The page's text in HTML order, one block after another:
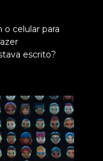
celular para
escrito?